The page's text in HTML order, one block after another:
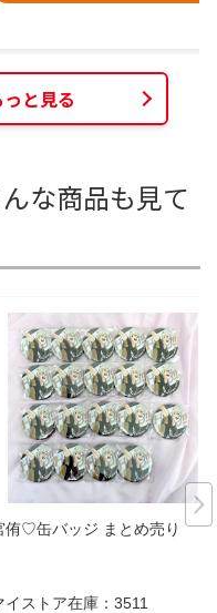
と見る
な商品も見て
侑♡缶バッジ まとめ売り
イストア在庫： 3511